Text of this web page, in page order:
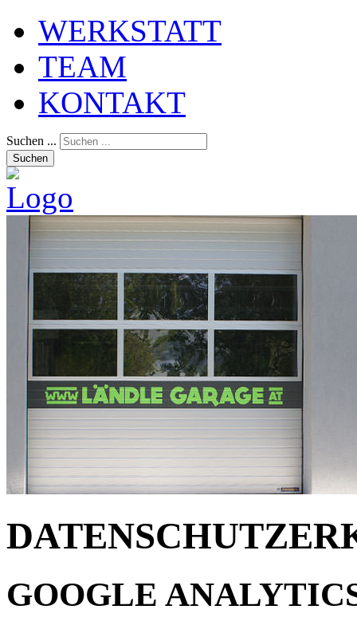
WERKSTATT
TEAM
KONTAKT
Suchen ...
Suchen
GOOGLE